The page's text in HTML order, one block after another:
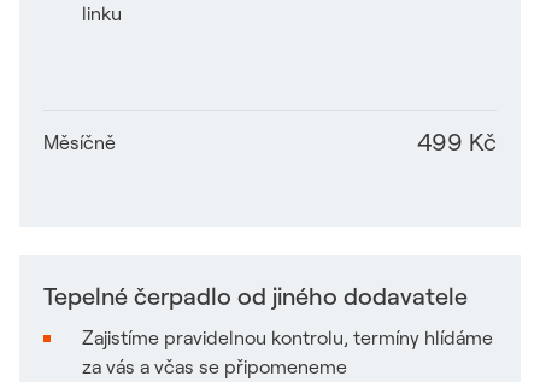
linku
Měsíčně 499 Kč
Tepelné čerpadlo od jiného dodavatele
Zajistíme pravidelnou kontrolu, termíny hlídáme
za vás a včas se připomeneme